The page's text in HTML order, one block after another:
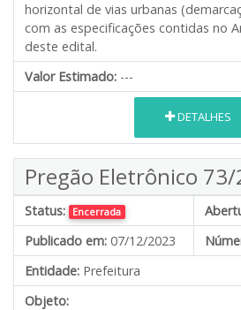
horizontal de vias urbanas
com as especificações contidas no
deste edital.
Valor Estimado: ---
DETALHES
Pregão Eletrônico
Status: Encerrada
Publicado em: 07/12/2023
Entidade: Prefeitura
Objeto: